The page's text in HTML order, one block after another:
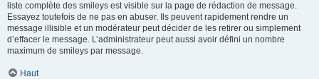
liste complète des smileys est visible sur la page de rédaction de message.
Essayez toutefois de ne pas en abuser. Ils peuvent rapidement rendre un
message illisible et un modérateur peut décider de les retirer ou simplement
d’effacer le message. L’administrateur peut aussi avoir défini un nombre
maximum de smileys par message.
Haut